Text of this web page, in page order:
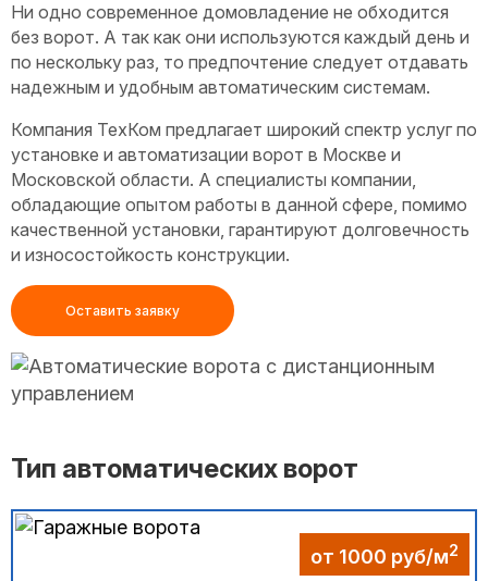
Ни одно современное домовладение не обходится
без ворот. А так как они используются каждый день и
по нескольку раз, то предпочтение следует отдавать
надежным и удобным автоматическим системам.
Компания ТехКом предлагает широкий спектр услуг по
установке и автоматизации ворот в Москве и
Московской области. А специалисты компании,
обладающие опытом работы в данной сфере, помимо
качественной установки, гарантируют долговечность
и износостойкость конструкции.
Оставить заявку
Тип автоматических ворот
от 1000 руб/м2